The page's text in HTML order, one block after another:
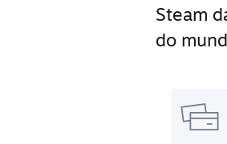
Steam
do